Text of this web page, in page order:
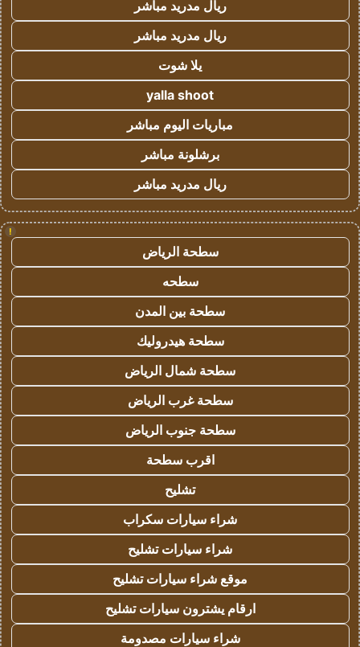
ريال مدريد مباشر
ريال مدريد مباشر
يلا شوت
yalla shoot
مباريات اليوم مباشر
برشلونة مباشر
ريال مدريد مباشر
!
سطحة الرياض
سطحه
سطحة بين المدن
سطحة هيدروليك
سطحة شمال الرياض
سطحة غرب الرياض
سطحة جنوب الرياض
اقرب سطحة
تشليح
شراء سيارات سكراب
شراء سيارات تشليح
موقع شراء سيارات تشليح
ارقام يشترون سيارات تشليح
شراء سيارات مصدومة